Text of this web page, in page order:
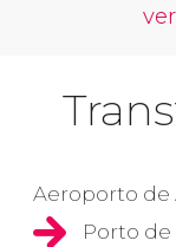
Aeroporto de
Porto